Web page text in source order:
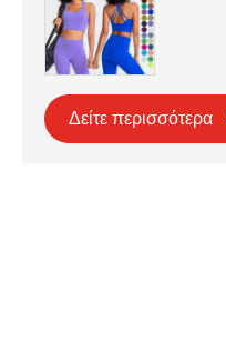
Δείτε περισσότερα